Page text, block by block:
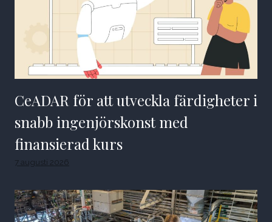
CeADAR för att utveckla färdigheter i
snabb ingenjörskonst med
finansierad kurs
7 augusti 2026